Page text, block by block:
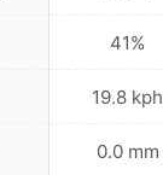
41%
19.8 kph
0.0 mm